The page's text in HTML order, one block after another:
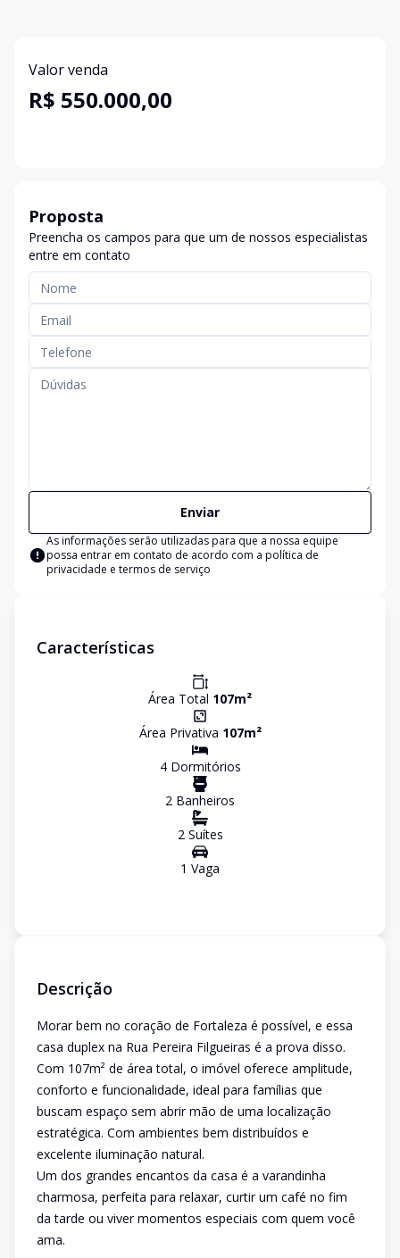
Valor venda
R$ 550.000,00
Proposta
Preencha os campos para que um de nossos especialistas
entre em contato
Enviar
As informações serão utilizadas para que a nossa equipe
possa entrar em contato de acordo com a política de
privacidade e termos de serviço
Características
Área Total 107m²
Área Privativa 107m²
4Dormitórios
2 Banheiros
2Suítes
1 Vaga
Descrição
Morar bem no coração de Fortaleza é possível, e essa
casa duplex na Rua Pereira Filgueiras é a prova disso.
Com 107m² de área total, o imóvel oferece amplitude,
conforto e funcionalidade, ideal para famílias que
buscam espaço sem abrir mão de uma localização
estratégica. Com ambientes bem distribuídos e
excelente iluminação natural.
Um dos grandes encantos da casa é a varandinha
charmosa, perfeita para relaxar, curtir um café no fim
da tarde ou viver momentos especiais com quem você
ama.